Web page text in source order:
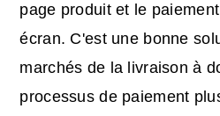
page produit et le
écran. C'est une bonne
marchés de la livraison à
processus de paiement